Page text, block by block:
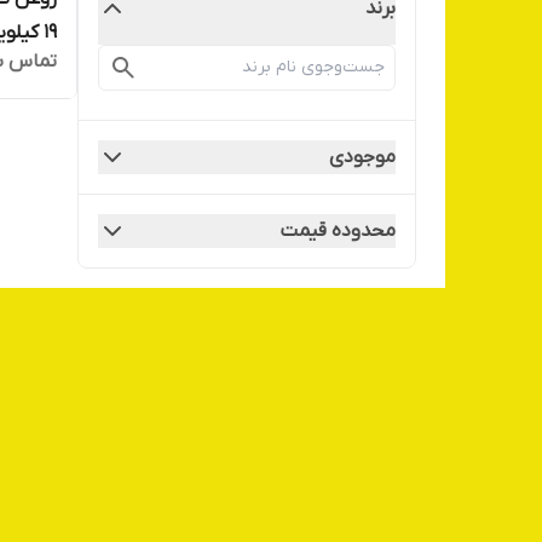
برند
موجودی
محدوده قیمت
19 کیلویی)
تماس